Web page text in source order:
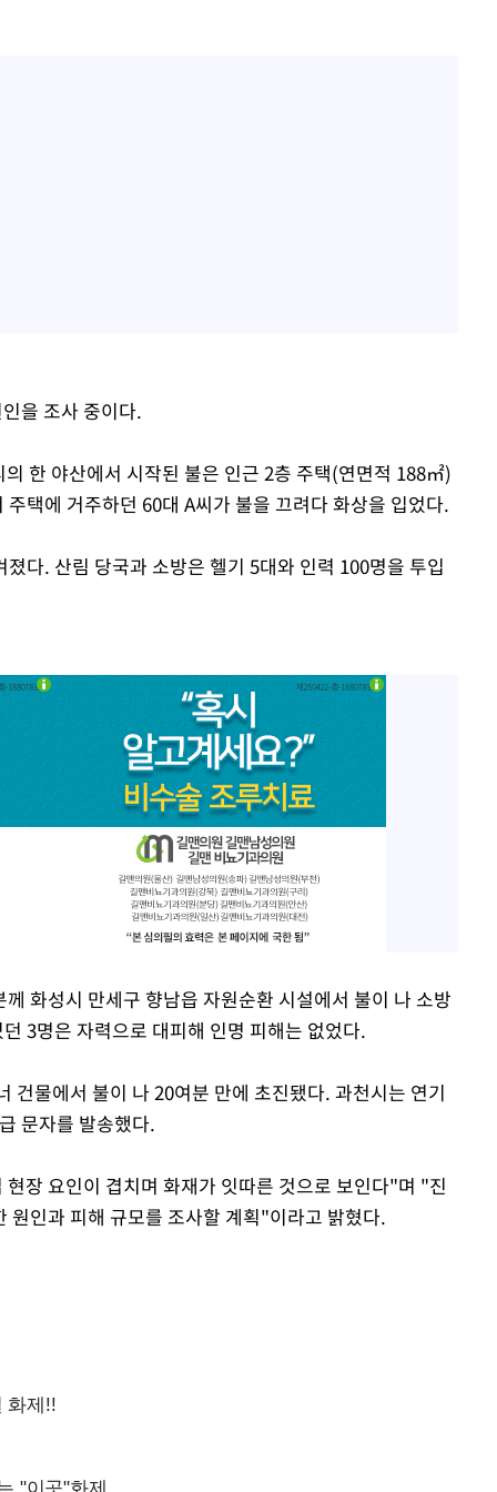
을 조사 중이다.
한 야산에서 시작된 불은 인근 2층 주택(연면적 188㎡)
택에 거주하던 60대 A씨가 불을 끄려다 화상을 입었다.
다. 산림 당국과 소방은 헬기 5대와 인력 100명을 투입
화성시 만세구 향남읍 자원순환 시설에서 불이 나 소방
3명은 자력으로 대피해 인명 피해는 없었다.
건물에서 불이 나 20여분 만에 초진됐다. 과천시는 연기
문자를 발송했다.
장 요인이 겹치며 화재가 잇따른 것으로 보인다"며 "진
인과 피해 규모를 조사할 계획"이라고 밝혔다.